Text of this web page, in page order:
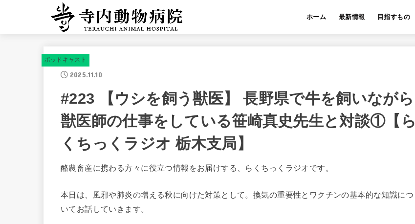
ホーム 最新情報 目指すもの
ポッドキャスト
2025.11.10
#223 【ウシを飼う獣医】 長野県で牛を飼いながら
獣医師の仕事をしている笹崎真史先生と対談①【ら
くちっくラジオ 栃木支局】
酪農畜産に携わる方々に役立つ情報をお届けする、らくちっくラジオです。
本日は、風邪や肺炎の増える秋に向けた対策として。換気の重要性とワクチンの基本的な知識につ
いてお話していきます。